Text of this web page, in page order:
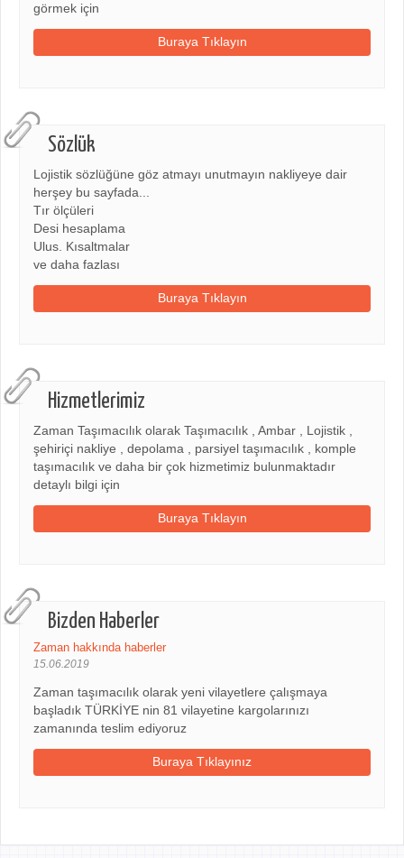
görmek için
Buraya Tıklayın
Sözlük
Lojistik sözlüğüne göz atmayı unutmayın nakliyeye dair
herşey bu sayfada...
Tır ölçüleri
Desi hesaplama
Ulus. Kısaltmalar
ve daha fazlası
Buraya Tıklayın
Hizmetlerimiz
Zaman Taşımacılık olarak Taşımacılık , Ambar , Lojistik ,
şehiriçi nakliye , depolama , parsiyel taşımacılık , komple
taşımacılık ve daha bir çok hizmetimiz bulunmaktadır
detaylı bilgi için
Buraya Tıklayın
Bizden Haberler
Zaman hakkında haberler
15.06.2019
Zaman taşımacılık olarak yeni vilayetlere çalışmaya
başladık TÜRKİYE nin 81 vilayetine kargolarınızı
zamanında teslim ediyoruz
Buraya Tıklayınız